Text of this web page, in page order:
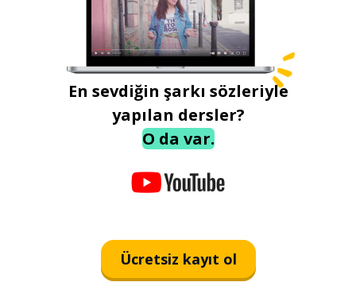
En sevdiğin şarkı sözleriyle
yapılan dersler?
O da var.
Ücretsiz kayıt ol